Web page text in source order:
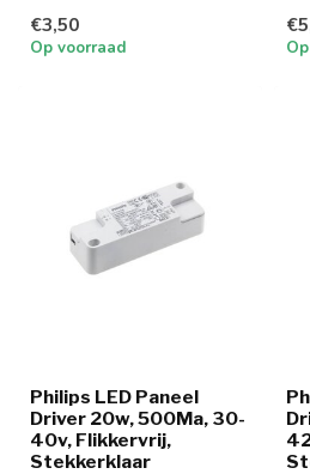
€3,50
Op voorraad
Philips LED Paneel
Driver 20w, 500Ma, 30-
40v, Flikkervrij,
Stekkerklaar